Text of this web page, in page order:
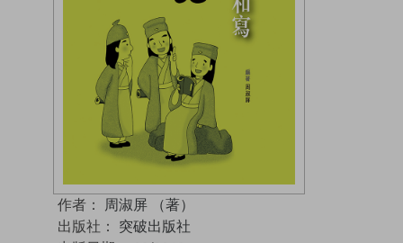
作者： 周淑屏 （著）
出版社： 突破出版社